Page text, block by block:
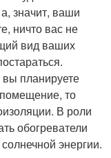
значит, ваши
ничто вас не
вид ваших
планируете
то
В роли
обогреватели
энергии.